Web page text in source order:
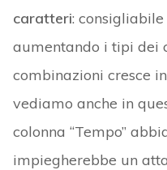
caratteri:
aumentando i tipi dei
combinazioni cresce
vediamo anche in
colonna “Tempo”
impiegherebbe un